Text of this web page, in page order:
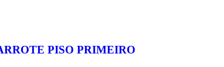
PISO PRIMEIRO